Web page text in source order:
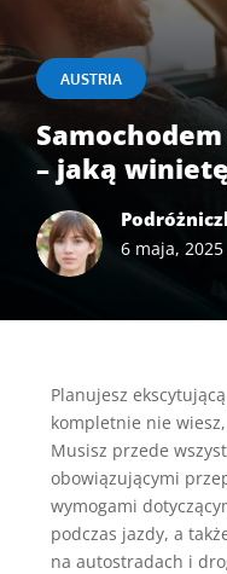
AUSTRIA
– jaką
6 maja, 2025
Planujesz
kompletnie nie
Musisz przede
obowiązującymi
wymogami
podczas jazdy, a
na autostradach i